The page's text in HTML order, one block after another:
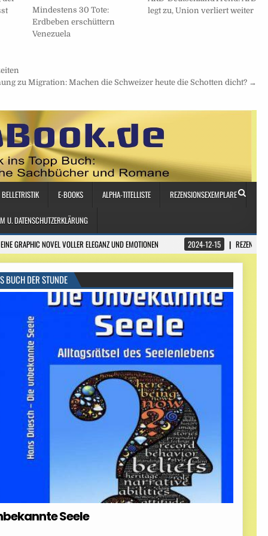
Mindestens 30 Tote:
Erdbeben erschüttern
Venezuela
legt zu, Union verliert weiter
zu Migration: Machen die Schweizer heute die Schotten dicht? →